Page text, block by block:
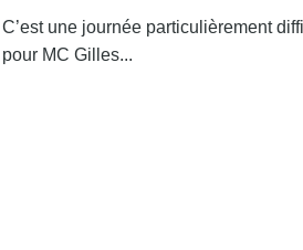
C’est une journée particulièrement
pour MC Gilles...